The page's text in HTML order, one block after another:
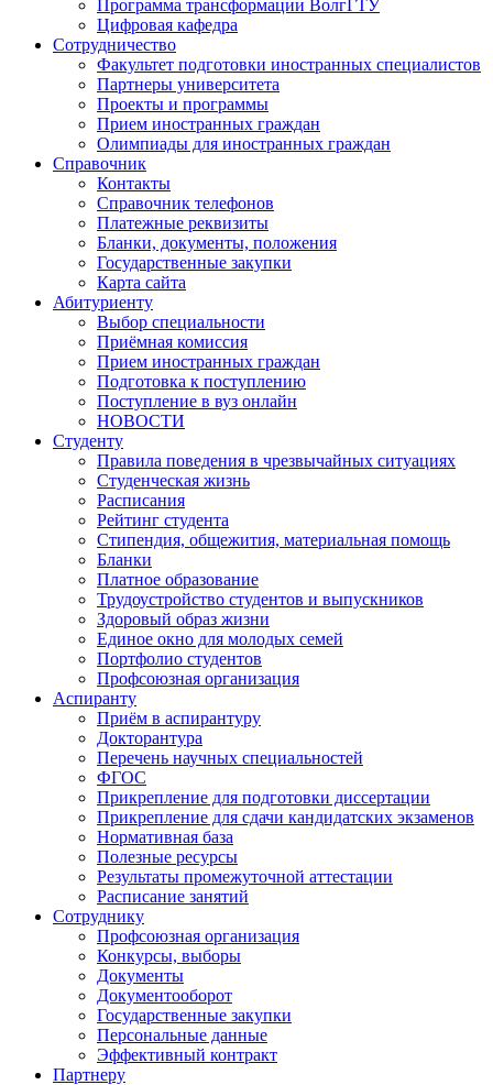
Программа трансформации ВолгГТУ
Цифровая кафедра
Сотрудничество
Факультет подготовки иностранных специалистов
Партнеры университета
Проекты и программы
Прием иностранных граждан
Олимпиады для иностранных граждан
Справочник
Контакты
Справочник телефонов
Платежные реквизиты
Бланки, документы, положения
Государственные закупки
Карта сайта
Абитуриенту
Выбор специальности
Приёмная комиссия
Прием иностранных граждан
Подготовка к поступлению
Поступление в вуз онлайн
НОВОСТИ
Студенту
Правила поведения в чрезвычайных ситуациях
Студенческая жизнь
Расписания
Рейтинг студента
Стипендия, общежития, материальная помощь
Бланки
Платное образование
Трудоустройство студентов и выпускников
Здоровый образ жизни
Единое окно для молодых семей
Портфолио студентов
Профсоюзная организация
Аспиранту
Приём в аспирантуру
Докторантура
Перечень научных специальностей
ФГОС
Прикрепление для подготовки диссертации
Прикрепление для сдачи кандидатских экзаменов
Нормативная база
Полезные ресурсы
Результаты промежуточной аттестации
Расписание занятий
Сотруднику
Профсоюзная организация
Конкурсы, выборы
Документы
Документооборот
Государственные закупки
Персональные данные
Эффективный контракт
Партнеру